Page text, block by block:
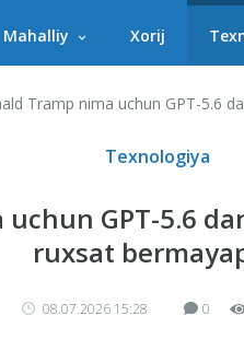
Mahalliy Xorij
Tramp nima uchun GPT-5.6
Texnologiya
GPT-5.6
ruxsat
08.07.2026 15:28 0